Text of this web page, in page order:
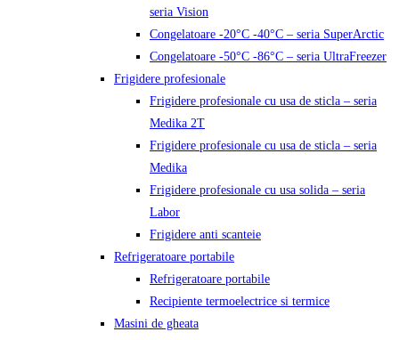
seria Vision
Congelatoare -20°C -40°C – seria SuperArctic
Congelatoare -50°C -86°C – seria UltraFreezer
Frigidere profesionale
Frigidere profesionale cu usa de sticla – seria
Medika 2T
Frigidere profesionale cu usa de sticla – seria
Medika
Frigidere profesionale cu usa solida – seria
Labor
Frigidere anti scanteie
Refrigeratoare portabile
Refrigeratoare portabile
Recipiente termoelectrice si termice
Masini de gheata